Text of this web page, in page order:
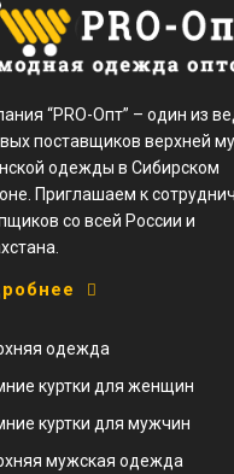
“PRO-Опт” – один из
поставщиков верхней
одежды в Сибирском
Приглашаем к
со всей России и
одежда
куртки для женщин
куртки для мужчин
мужская одежда